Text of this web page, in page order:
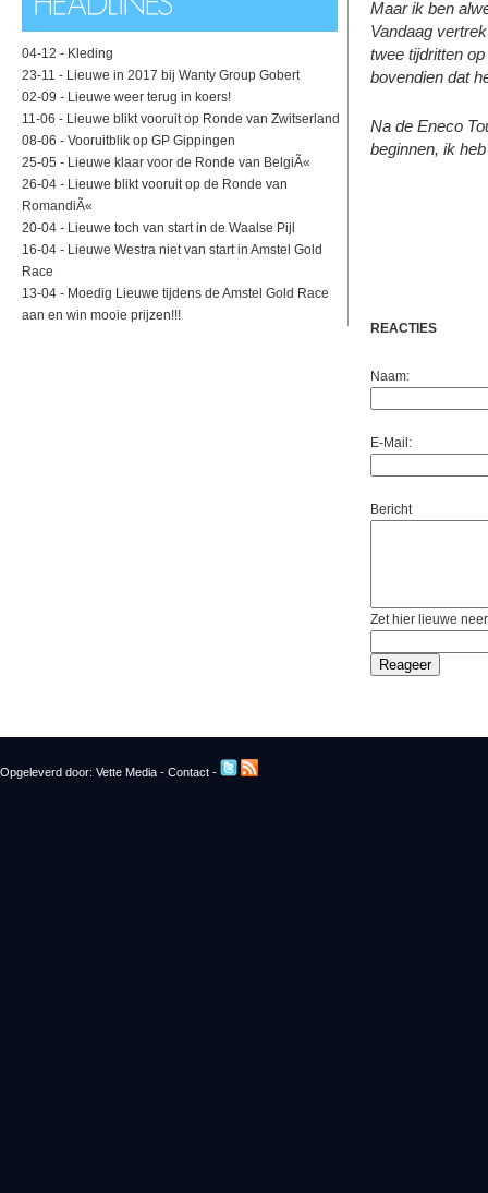
04-12 - Kleding
23-11 - Lieuwe in 2017 bij Wanty Group Gobert
02-09 - Lieuwe weer terug in koers!
11-06 - Lieuwe blikt vooruit op Ronde van Zwitserland
08-06 - Vooruitblik op GP Gippingen
25-05 - Lieuwe klaar voor de Ronde van BelgiÃ«
26-04 - Lieuwe blikt vooruit op de Ronde van
RomandiÃ«
20-04 - Lieuwe toch van start in de Waalse Pijl
16-04 - Lieuwe Westra niet van start in Amstel Gold
Race
13-04 - Moedig Lieuwe tijdens de Amstel Gold Race
aan en win mooie prijzen!!!
Maar ik ben
Vandaag
twee tijdritten
bovendien dat
Na de Eneco
beginnen, ik
REACTIES
Naam:
E-Mail:
Bericht
Zet hier lieuwe
Opgeleverd door: Vette Media - Contact -